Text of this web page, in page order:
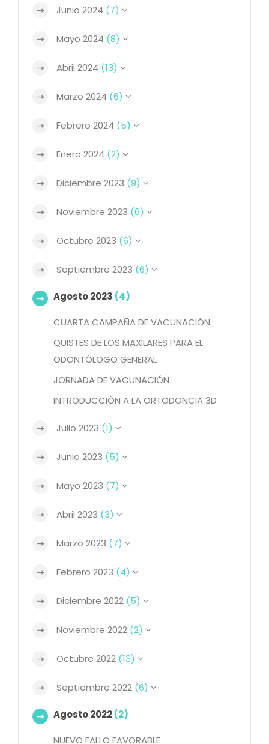
Junio 2024 (7)
Mayo 2024 (8)
Abril 2024 (13)
Marzo 2024 (6)
Febrero 2024 (5)
Enero 2024 (2)
Diciembre 2023 (9)
Noviembre 2023 (6)
Octubre 2023 (6)
Septiembre 2023 (6)
Agosto 2023 (4)
CUARTA CAMPAÑA DE VACUNACIÓN
QUISTES DE LOS MAXILARES PARA EL
ODONTÓLOGO GENERAL
JORNADA DE VACUNACIÓN
INTRODUCCIÓN A LA ORTODONCIA 3D
Julio 2023 (1)
Junio 2023 (5)
Mayo 2023 (7)
Abril 2023 (3)
Marzo 2023 (7)
Febrero 2023 (4)
Diciembre 2022 (5)
Noviembre 2022 (2)
Octubre 2022 (13)
Septiembre 2022 (6)
Agosto 2022(2)
NUEVO FALLO FAVORABLE